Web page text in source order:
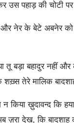
उस पहाड़ की चोटी
नेर के बेटे अबनेर को
बड़ा बहादुर नहीं और
शख़्स तेरे मालिक
किया ख़ुदावन्द कि
ज़रा देख, कि